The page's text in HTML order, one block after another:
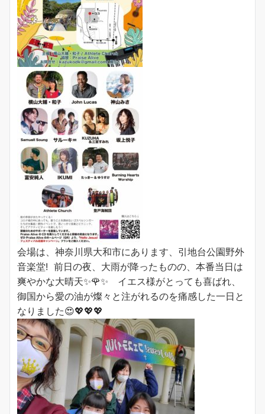
会場は、神奈川県大和市にあります、引地台公園野外
音楽堂! 前日の夜、大雨が降ったものの、本番当日は
爽やかな大晴天✨🌹✨ イエス様がとっても喜ばれ、
御国から愛の油が燦々と注がれるのを痛感した一日と
なりました😍💖💖💖